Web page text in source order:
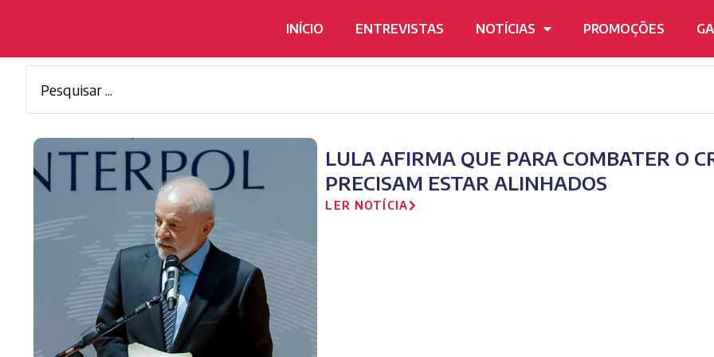
INÍCIO ENTREVISTAS NOTÍCIAS PROMOÇÕES
LULA AFIRMA QUE PARA COMBATER O
PRECISAM ESTAR ALINHADOS
LER NOTÍCIA